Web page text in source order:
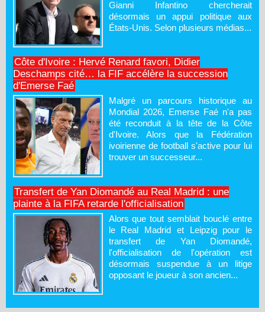
Gianni Infantino chercherait
désormais un appui politique aux
États-Unis. Selon plusieurs médias...
Côte d'Ivoire : Hervé Renard favori, Didier
Deschamps cité… la FIF accélère la succession
d'Emerse Faé
Malgré un parcours historique au
Mondial 2026, Emerse Faé n'a pas
été reconduit à la tête de la Côte
d'Ivoire. Alors que la Fédération
ivoirienne de football s'active pour lui
trouver un successeur...
Transfert de Yan Diomandé au Real Madrid : une
plainte à la FIFA retarde l'officialisation
Alors que tout semblait bouclé entre
le Real Madrid et Leipzig pour le
transfert de Yan Diomandé,
l'officialisation de l'opération est
désormais suspendue à un litige
opposant le joueur à son ancien...